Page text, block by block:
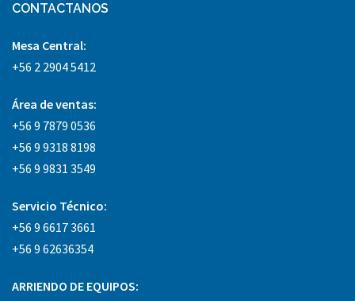
CONTACTANOS
Mesa Central:
+56 2 2904 5412
Área de ventas:
+56 9 7879 0536
+56 9 9318 8198
+56 9 9831 3549
Servicio Técnico:
+56 9 6617 3661
+56 9 62636354
ARRIENDO DE EQUIPOS: